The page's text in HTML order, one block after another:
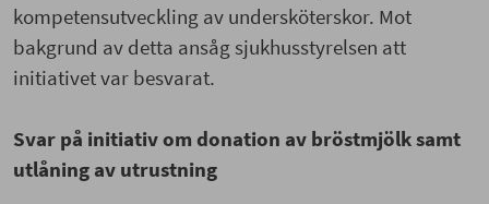
kompetensutveckling av undersköterskor. Mot
bakgrund av detta ansåg sjukhusstyrelsen att
initiativet var besvarat.
Svar på initiativ om donation av bröstmjölk samt
utlåning av utrustning